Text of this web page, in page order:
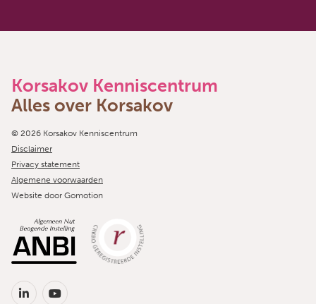
Korsakov Kenniscentrum
Alles over Korsakov
Copyright navigation
© 2026 Korsakov Kenniscentrum
Disclaimer
Privacy statement
Algemene voorwaarden
Website door Gomotion